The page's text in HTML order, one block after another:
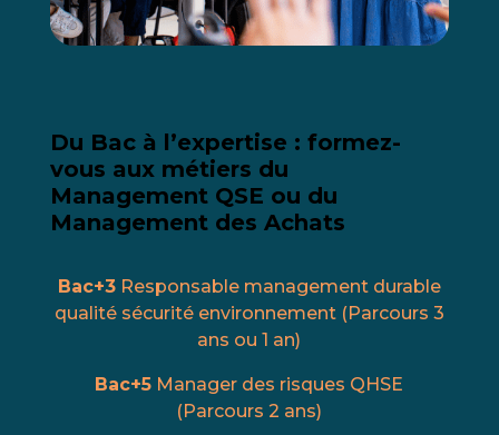
Du Bac à l’expertise : formez-
vous aux métiers du
Management QSE ou du
Management des Achats
Bac+3Responsable management durable
qualité sécurité environnement (Parcours 3
ans ou 1 an)
Bac+5 Manager des risques QHSE
(Parcours 2 ans)